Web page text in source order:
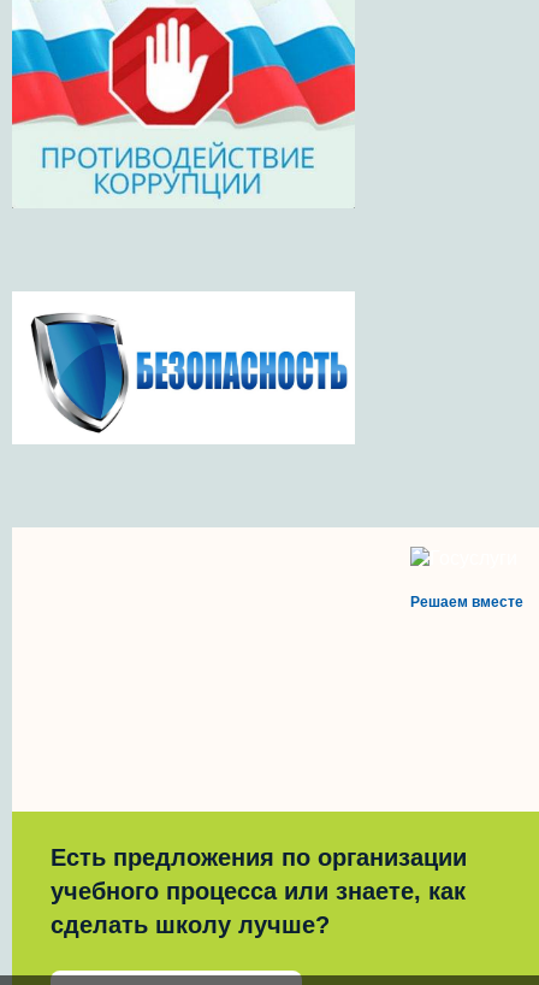
Решаем вместе
Есть предложения по организации
учебного процесса или знаете, как
сделать школу лучше?